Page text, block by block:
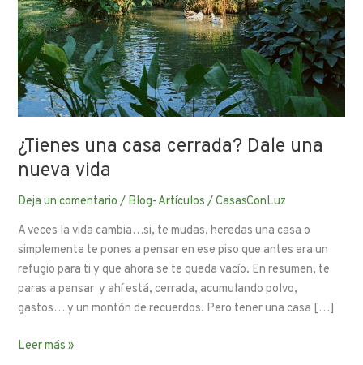
¿Tienes una casa cerrada? Dale una
nueva vida
Deja un comentario / Blog- Artículos /CasasConLuz
A veces la vida cambia…si, te mudas, heredas una casa o
simplemente te pones a pensar en ese piso que antes era un
refugio para ti y que ahora se te queda vacío. En resumen, te
paras a pensar y ahí está, cerrada, acumulando polvo,
gastos… y un montón de recuerdos. Pero tener una casa […]
Leer más »